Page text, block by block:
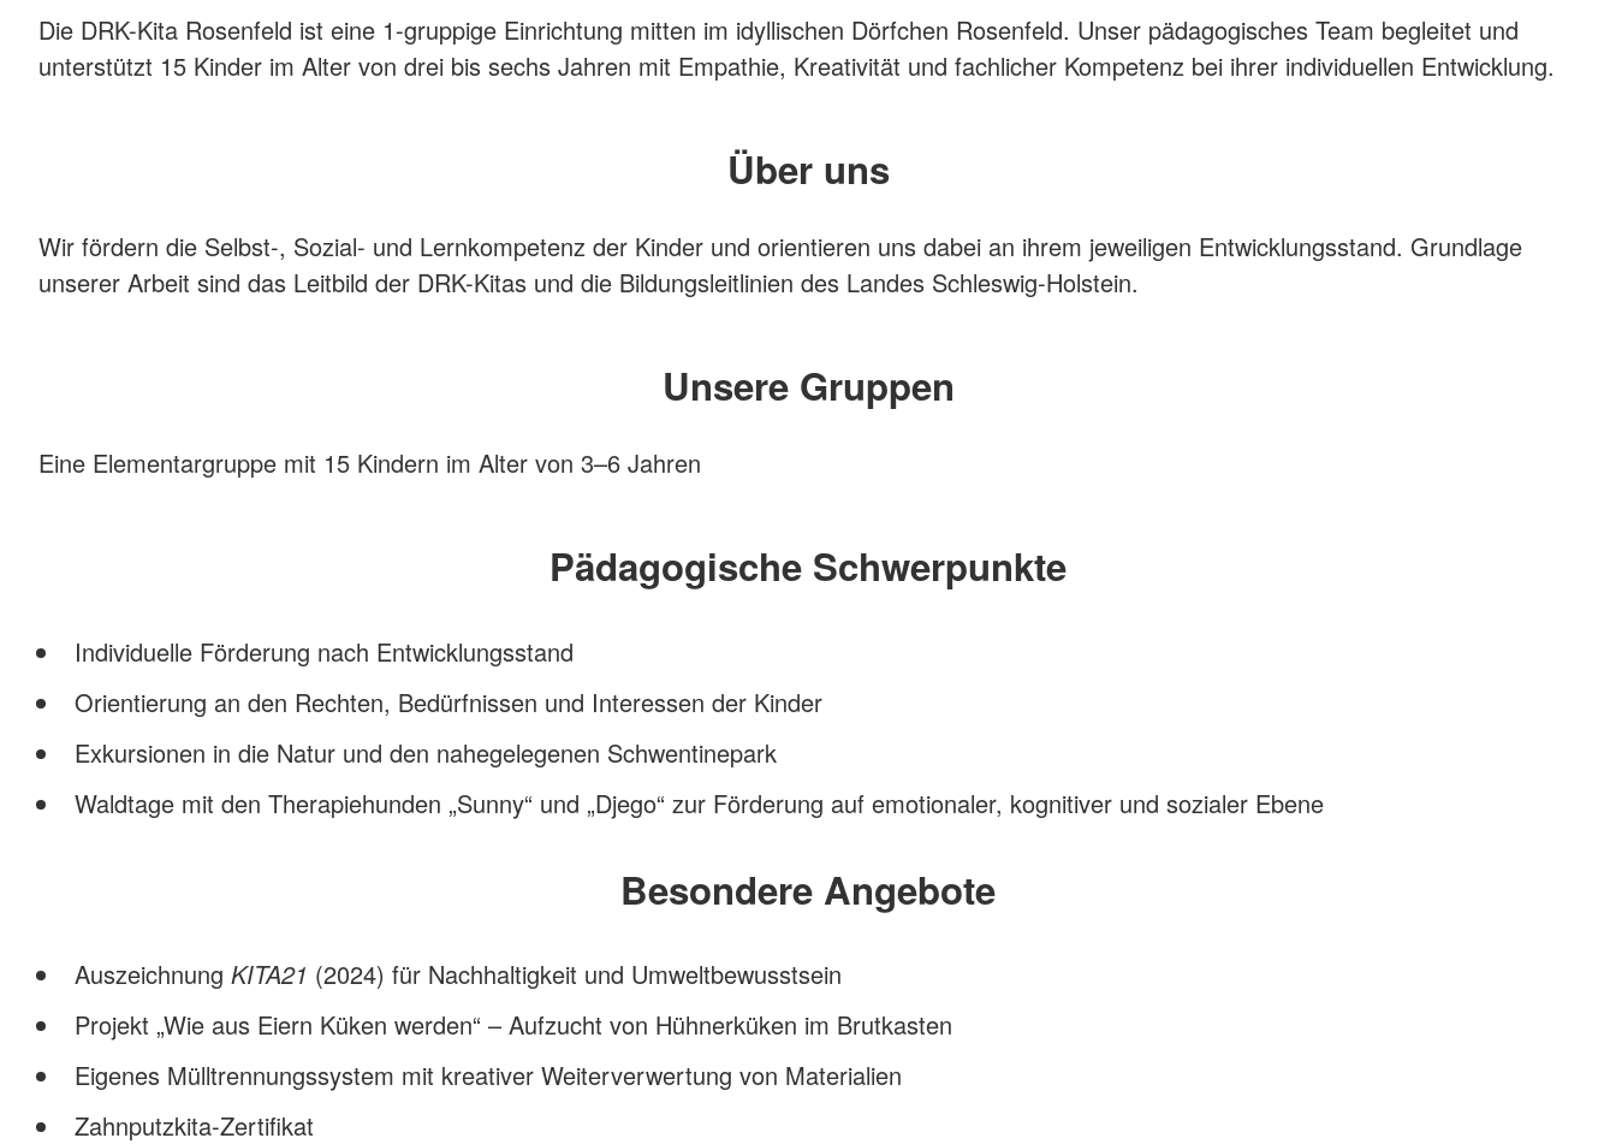
Die DRK-Kita Rosenfeld ist eine 1-gruppige Einrichtung mitten im idyllischen Dörfchen Rosenfeld. Unser pädagogisches Team begleitet und
unterstützt 15 Kinder im Alter von drei bis sechs Jahren mit Empathie, Kreativität und fachlicher Kompetenz bei ihrer individuellen Entwicklung.
Über uns
Wir fördern die Selbst-, Sozial- und Lernkompetenz der Kinder und orientieren uns dabei an ihrem jeweiligen Entwicklungsstand. Grundlage
unserer Arbeit sind das Leitbild der DRK-Kitas und die Bildungsleitlinien des Landes Schleswig-Holstein.
Unsere Gruppen
Eine Elementargruppe mit 15 Kindern im Alter von 3–6 Jahren
Pädagogische Schwerpunkte
Individuelle Förderung nach Entwicklungsstand
Orientierung an den Rechten, Bedürfnissen und Interessen der Kinder
Exkursionen in die Natur und den nahegelegenen Schwentinepark
Waldtage mit den Therapiehunden „Sunny“ und „Djego“ zur Förderung auf emotionaler, kognitiver und sozialer Ebene
Besondere Angebote
Auszeichnung KITA21 (2024) für Nachhaltigkeit und Umweltbewusstsein
Projekt „Wie aus Eiern Küken werden“ – Aufzucht von Hühnerküken im Brutkasten
Eigenes Mülltrennungssystem mit kreativer Weiterverwertung von Materialien
Zahnputzkita-Zertifikat